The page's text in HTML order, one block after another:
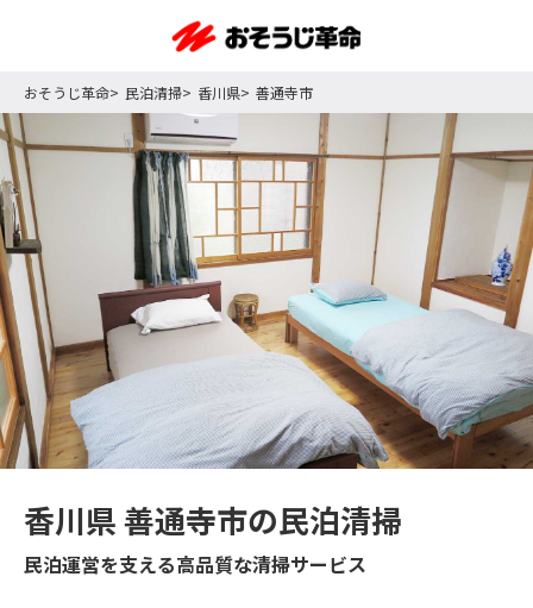
おそうじ革命 民泊清掃 香川県 善通寺市
香川県 善通寺市の民泊清掃
民泊運営を支える高品質な清掃サービス